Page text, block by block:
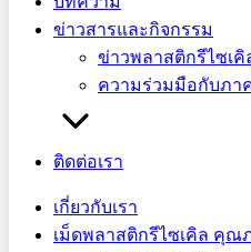
ข่าวสารและกิจกรรม
ข่าวพลาสติกรีไซเคิ
ความร่วมมือกับภา
ติดต่อเรา
เกี่ยวกับเรา
เม็ดพลาสติกรีไซเคิล คุณ
อัปเดตอุตสาหกรรมชิ้นส่วนยาน
ใช้ Recycled Plastic, Toyota ตั้
Action Plan — ซัพพลายเชนไทย
PSM Plasitech